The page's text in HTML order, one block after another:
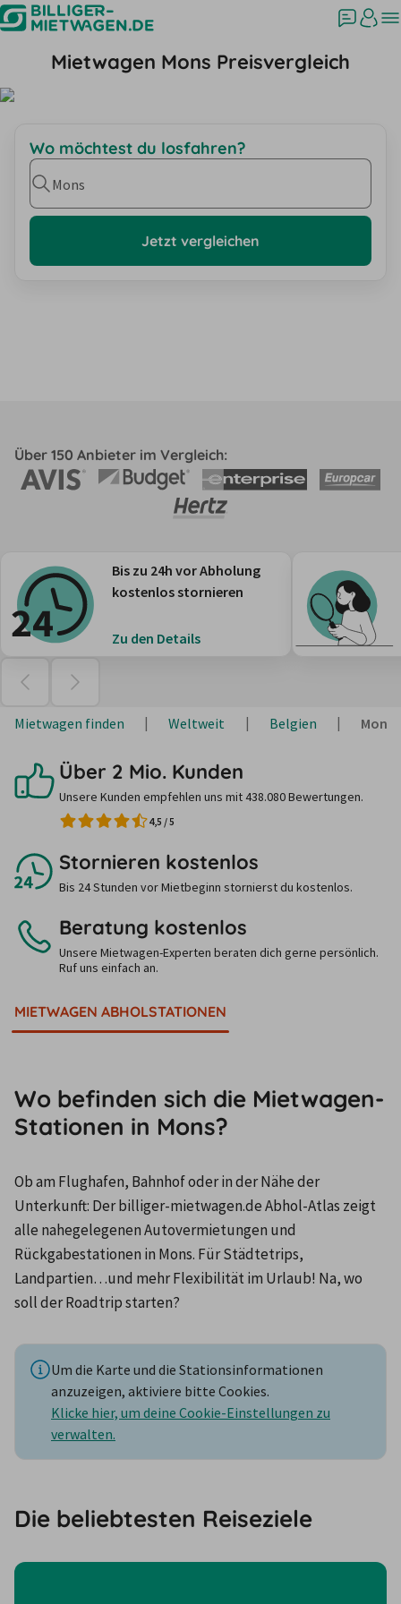
Mietwagen Mons Preisvergleich
Wo möchtest du losfahren?
Mons
Jetzt vergleichen
Über 150 Anbieter im Vergleich:
Bis zu 24h vor Abholung
kostenlos stornieren
Zu den Details
Mietwagen finden Weltweit Belgien Mons
Über 2 Mio. Kunden
Unsere Kunden empfehlen uns mit 438.080 Bewertungen.
4,5 /5
Stornieren kostenlos
Bis 24 Stunden vor Mietbeginn stornierst du kostenlos.
Beratung kostenlos
Unsere Mietwagen-Experten beraten dich gerne persönlich.
Ruf uns einfach an.
MIETWAGEN ABHOLSTATIONEN
Wo befinden sich die Mietwagen-
Stationen in Mons?
Ob am Flughafen, Bahnhof oder in der Nähe der
Unterkunft: Der billiger-mietwagen.de Abhol-Atlas zeigt
alle nahegelegenen Autovermietungen und
Rückgabestationen in Mons. Für Städtetrips,
Landpartien…und mehr Flexibilität im Urlaub! Na, wo
soll der Roadtrip starten?
Um die Karte und die Stationsinformationen
anzuzeigen, aktiviere bitte Cookies.
Klicke hier, um deine Cookie-Einstellungen zu
verwalten.
Die beliebtesten Reiseziele